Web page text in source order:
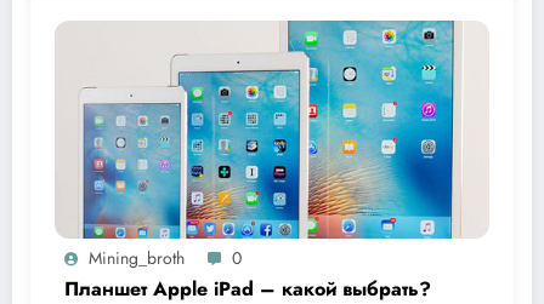
Mining_broth 0
Планшет Apple iPad – какой выбрать?